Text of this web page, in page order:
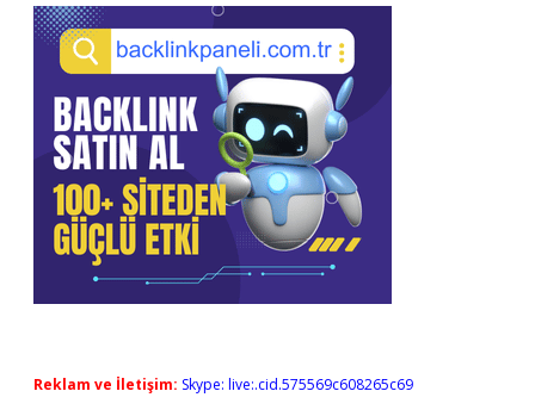
Reklam ve İletişim: Skype: live:.cid.575569c608265c69